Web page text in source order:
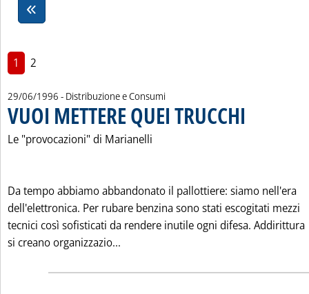
1 2
29/06/1996 - Distribuzione e Consumi
VUOI METTERE QUEI TRUCCHI
Le "provocazioni" di Marianelli
Da tempo abbiamo abbandonato il pallottiere: siamo nell'era
dell'elettronica. Per rubare benzina sono stati escogitati mezzi
tecnici così sofisticati da rendere inutile ogni difesa. Addirittura
si creano organizzazio...